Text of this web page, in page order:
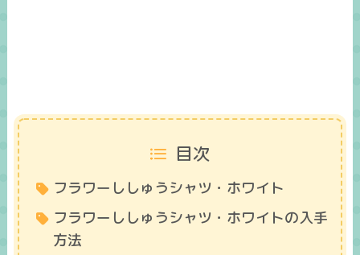
目次
フラワーししゅうシャツ・ホワイト
フラワーししゅうシャツ・ホワイトの入手
方法